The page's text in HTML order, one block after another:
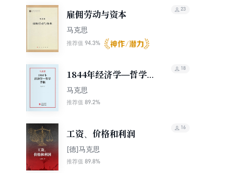
雇佣劳动与资本
马克思
推荐值 94.3%
23
1844年经济学—哲学
手稿
马克思
推荐值 89.2%
18
工资、价格和利润
[德]马克思
推荐值 89.8%
16